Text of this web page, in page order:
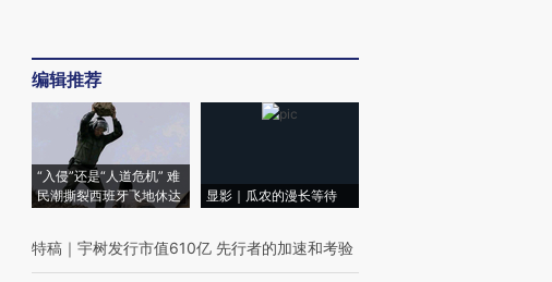
编辑推荐
“入侵”还是“人道危机” 难
民潮撕裂西班牙飞地休达
显影｜瓜农的漫长等待
特稿 ｜ 宇树发行市值610亿 先行者的加速和考验